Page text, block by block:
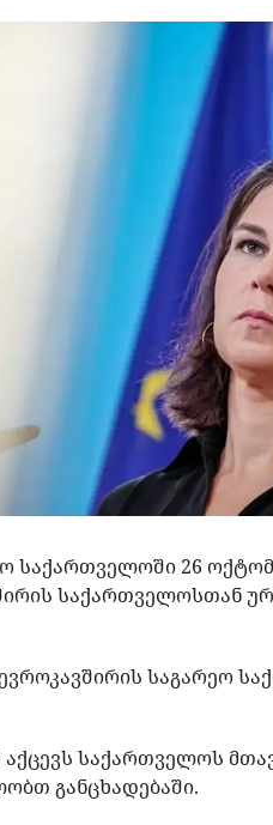
საქართველოში 26
საქართველოსთან
საგარეო
საქართველოს
განცხადებაში.